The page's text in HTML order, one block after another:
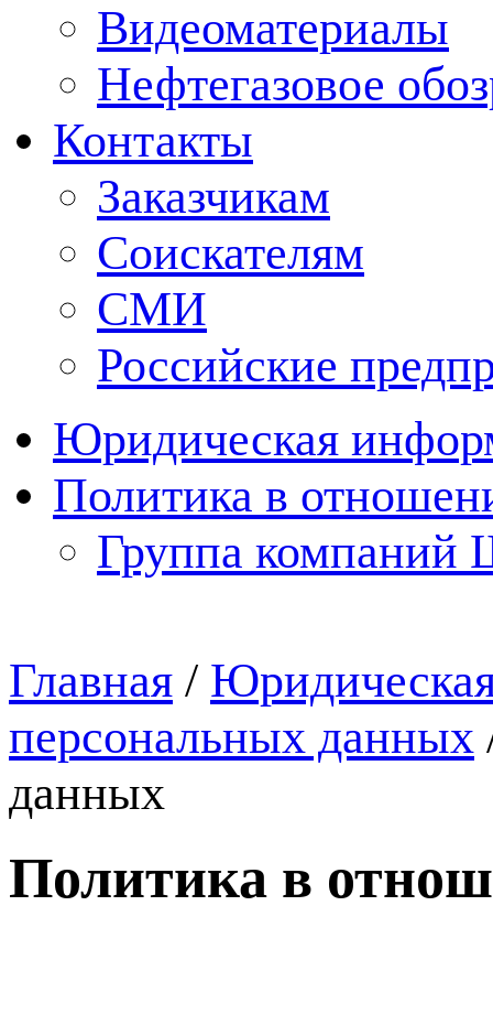
Видеоматериалы
Нефтегазовое
Контакты
Заказчикам
Соискателям
СМИ
Российские
Юридическая
Политика в
Группа компаний
Главная /
персональных данных
данных
Политика в